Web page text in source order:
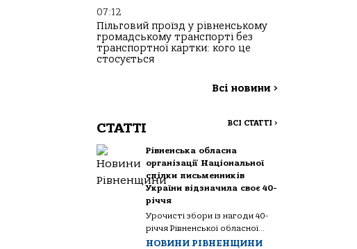
07:12
Пільговий проїзд у рівненському
громадському транспорті без
транспортної картки: кого це
стосується
Всі новини >
СТАТТІ ВСІ СТАТТІ >
Рівненська обласна
організації Національної
спілки письменників
України відзначила своє 40-
річчя
Урочисті збори із нагоди 40-
річчя Рівненської обласної...
НОВИНИ РІВНЕНЩИНИ